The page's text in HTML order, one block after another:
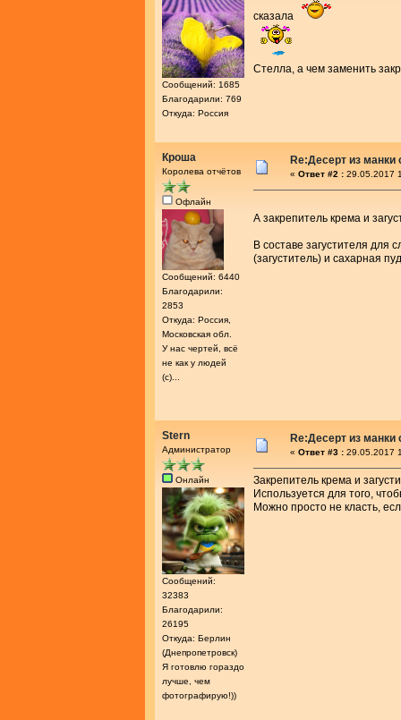
Сообщений: 1685
Благодарили: 769
Откуда: Россия
сказала
Стелла, а чем заменить
Кроша
Королева отчётов
Офлайн
Сообщений: 6440
Благодарили:
2853
Откуда: Россия,
Московская обл.
У нас чертей, всё
не как у людей
(с)...
Re:Десерт из манки
« Ответ #2 : 29.05.2017
А закрепитель крема и
В составе загустителя
(загуститель) и сахарная
Stern
Администратор
Онлайн
Сообщений:
32383
Благодарили:
26195
Откуда: Берлин
(Днепропетровск)
Я готовлю гораздо
лучше, чем
фотографирую!))
Re:Десерт из манки
« Ответ #3 : 29.05.2017
Закрепитель крема и
Используется для того,
Можно просто не класть,